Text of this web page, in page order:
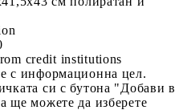
credit institutions
с информационна цел.
си с бутона "Добави в
ще можете да изберете